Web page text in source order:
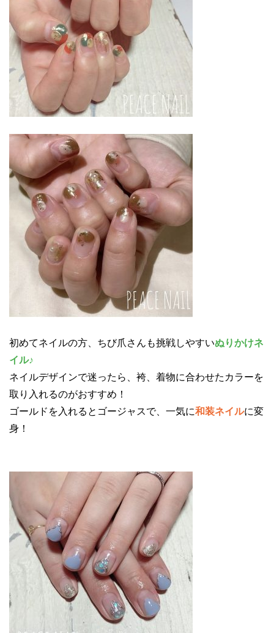
初めてネイルの方、ちび爪さんも挑戦しやすいぬりかけネ
イル♪
ネイルデザインで迷ったら、袴、着物に合わせたカラーを
取り入れるのがおすすめ！
ゴールドを入れるとゴージャスで、一気に和装ネイルに変
身！